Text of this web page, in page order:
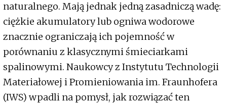
naturalnego. Mają jednak jedną zasadniczą wadę:
ciężkie akumulatory lub ogniwa wodorowe
znacznie ograniczają ich pojemność w
porównaniu z klasycznymi śmieciarkami
spalinowymi. Naukowcy z Instytutu Technologii
Materiałowej i Promieniowania im. Fraunhofera
(IWS) wpadli na pomysł, jak rozwiązać ten